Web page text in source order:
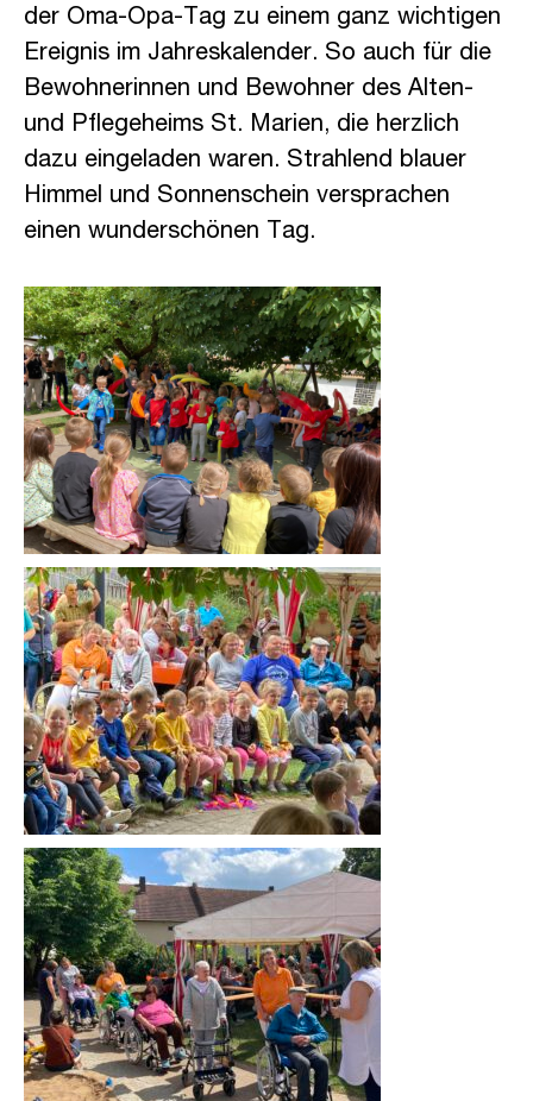
der Oma-Opa-Tag zu einem ganz wichtigen
Ereignis im Jahreskalender. So auch für die
Bewohnerinnen und Bewohner des Alten-
und Pflegeheims St. Marien, die herzlich
dazu eingeladen waren. Strahlend blauer
Himmel und Sonnenschein versprachen
einen wunderschönen Tag.